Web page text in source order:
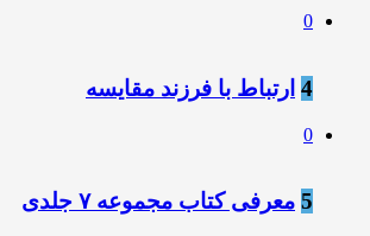
0
4 ارتباط با فرزند مقایسه
0
5 معرفی کتاب مجموعه ۷ جلدی